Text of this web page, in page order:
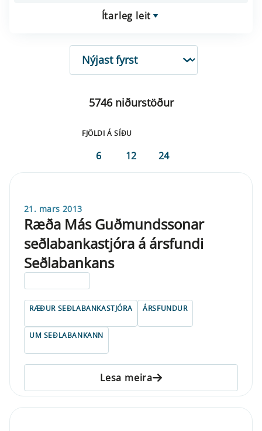
Ítarleg leit
RÖÐUN
5746 niðurstöður
FJÖLDI Á SÍÐU
6 12 24
21. mars 2013
Ræða Más Guðmundssonar
seðlabankastjóra á ársfundi
Seðlabankans
RÆÐUR SEÐLABANKASTJÓRA ÁRSFUNDUR
UM SEÐLABANKANN
Lesa meira